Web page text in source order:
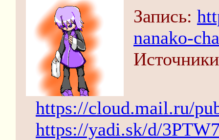
Запись:
nanako-
https://cloud.mail.ru/
https://yadi.sk/d/